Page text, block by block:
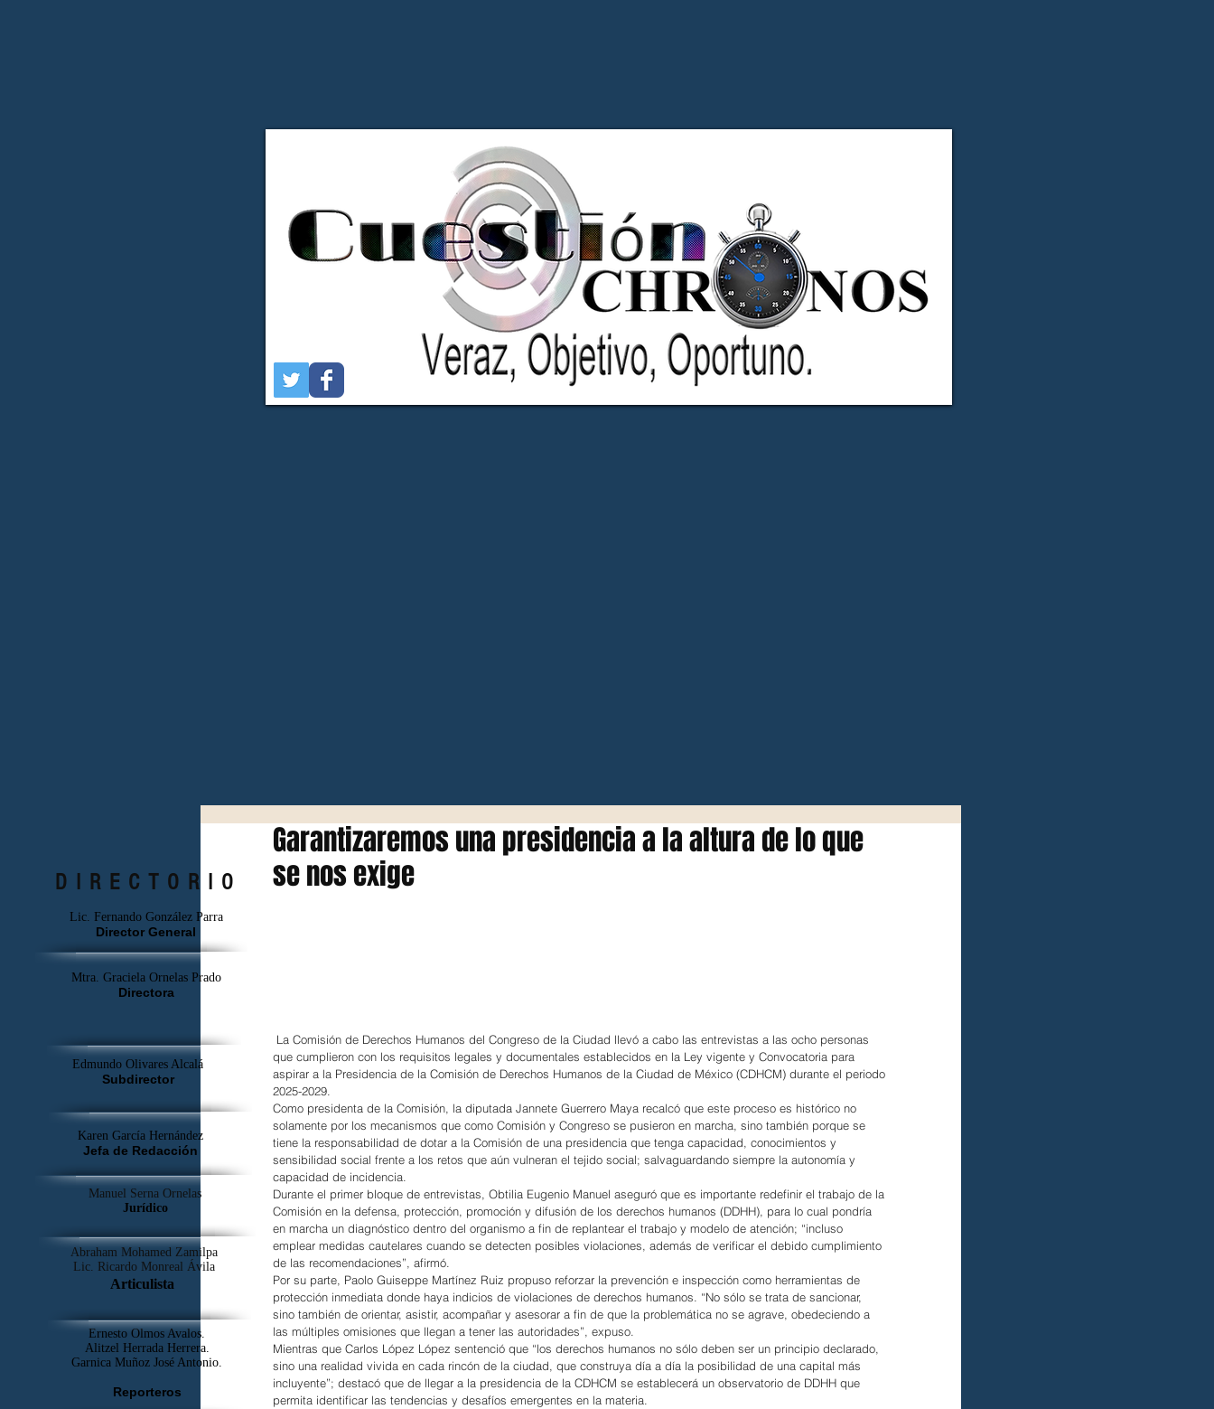
Garantizaremos una presidencia a la altura de lo que
se nos exige
La Comisión de Derechos Humanos del Congreso de la Ciudad llevó a cabo las entrevistas a las ocho personas
que cumplieron con los requisitos legales y documentales establecidos en la Ley vigente y Convocatoria para
aspirar a la Presidencia de la Comisión de Derechos Humanos de la Ciudad de México (CDHCM) durante el periodo
2025-2029.
Como presidenta de la Comisión, la diputada Jannete Guerrero Maya recalcó que este proceso es histórico no
solamente por los mecanismos que como Comisión y Congreso se pusieron en marcha, sino también porque se
tiene la responsabilidad de dotar a la Comisión de una presidencia que tenga capacidad, conocimientos y
sensibilidad social frente a los retos que aún vulneran el tejido social; salvaguardando siempre la autonomía y
capacidad de incidencia.
Durante el primer bloque de entrevistas, Obtilia Eugenio Manuel aseguró que es importante redefinir el trabajo de la
Comisión en la defensa, protección, promoción y difusión de los derechos humanos (DDHH), para lo cual pondría
en marcha un diagnóstico dentro del organismo a fin de replantear el trabajo y modelo de atención; “incluso
emplear medidas cautelares cuando se detecten posibles violaciones, además de verificar el debido cumplimiento
de las recomendaciones”, afirmó.
Por su parte, Paolo Guiseppe Martínez Ruiz propuso reforzar la prevención e inspección como herramientas de
protección inmediata donde haya indicios de violaciones de derechos humanos. “No sólo se trata de sancionar,
sino también de orientar, asistir, acompañar y asesorar a fin de que la problemática no se agrave, obedeciendo a
las múltiples omisiones que llegan a tener las autoridades”, expuso.
Mientras que Carlos López López sentenció que “los derechos humanos no sólo deben ser un principio declarado,
sino una realidad vivida en cada rincón de la ciudad, que construya día a día la posibilidad de una capital más
incluyente”; destacó que de llegar a la presidencia de la CDHCM se establecerá un observatorio de DDHH que
permita identificar las tendencias y desafíos emergentes en la materia.
DIRECTORIO
Lic. Fernando González Parra
Director General
Mtra. Graciela Ornelas Prado
Directora
Edmundo Olivares Alcalá
Subdirector
Karen García Hernández
Jefa de Redacción
Manuel Serna Ornelas
Jurídico
Abraham Mohamed Zamilpa
Lic. Ricardo Monreal Ávila
Articulista
Ernesto Olmos Avalos.
Alitzel Herrada Herrera.
Garnica Muñoz José Antonio.
Reporteros